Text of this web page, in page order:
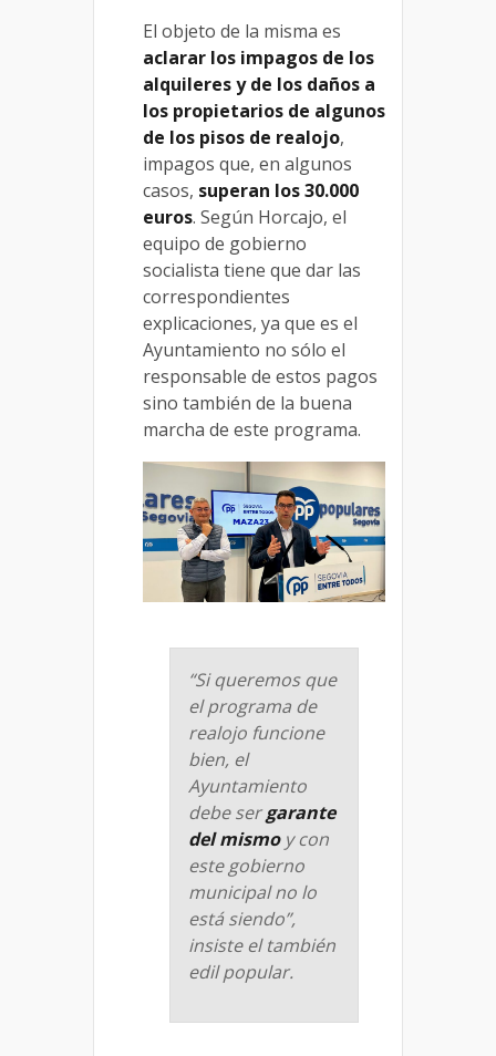
El objeto de la misma es
aclarar los impagos de los
alquileres y de los daños a
los propietarios de algunos
de los pisos de realojo,
impagos que, en algunos
casos, superan los 30.000
euros. Según Horcajo, el
equipo de gobierno
socialista tiene que dar las
correspondientes
explicaciones, ya que es el
Ayuntamiento no sólo el
responsable de estos pagos
sino también de la buena
marcha de este programa.
“Si queremos que
el programa de
realojo funcione
bien, el
Ayuntamiento
debe sergarante
del mismoy con
este gobierno
municipal no lo
está siendo”,
insiste el también
edil popular.